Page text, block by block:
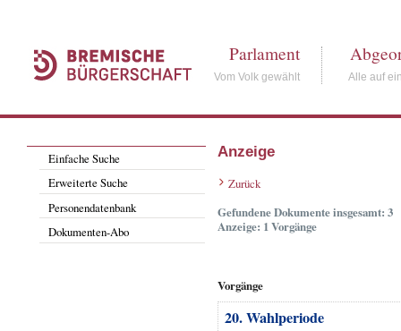
Parlament
Vom Volk gewählt Alle auf
Einfache Suche
Erweiterte Suche
Personendatenbank
Dokumenten-Abo
Anzeige
Zurück
Gefundene Dokumente insgesamt: 3
Anzeige: 1 Vorgänge
Vorgänge
20. Wahlperiode